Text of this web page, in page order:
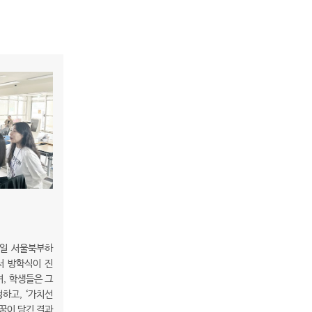
서울북부하
방학식이 진
, 학생들은 그
고, ‘가치선